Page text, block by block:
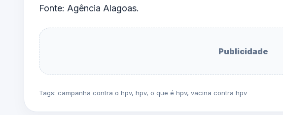
Fonte: Agência Alagoas.
Publicidade
Tags: campanha contra o hpv, hpv, o que é hpv, vacina contra hpv